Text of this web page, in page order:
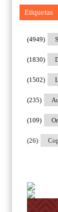
Etiquetas
(4949)
(1830)
(1502)
(235)
(109)
(26)